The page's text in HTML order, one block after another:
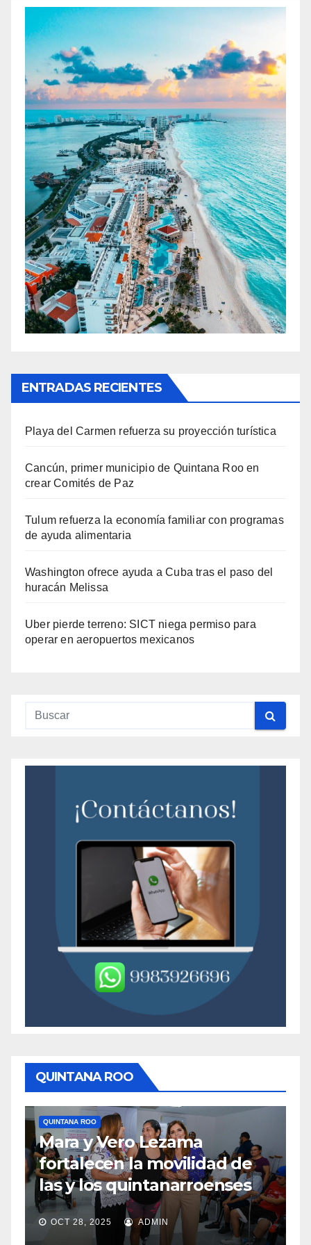
ENTRADAS RECIENTES
Playa del Carmen refuerza su proyección turística
Cancún, primer municipio de Quintana Roo en
crear Comités de Paz
Tulum refuerza la economía familiar con programas
de ayuda alimentaria
Washington ofrece ayuda a Cuba tras el paso del
huracán Melissa
Uber pierde terreno: SICT niega permiso para
operar en aeropuertos mexicanos
QUINTANA ROO
QUINTANA ROO
Mara y Vero Lezama
fortalecen la movilidad de
las y los quintanarroenses
OCT 28, 2025 ADMIN